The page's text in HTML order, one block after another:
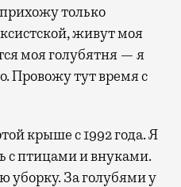
только
живут моя
моя голубятня — я
Провожу тут время с
крыше с 1992 года. Я
с птицами и внуками.
уборку. За голубями у